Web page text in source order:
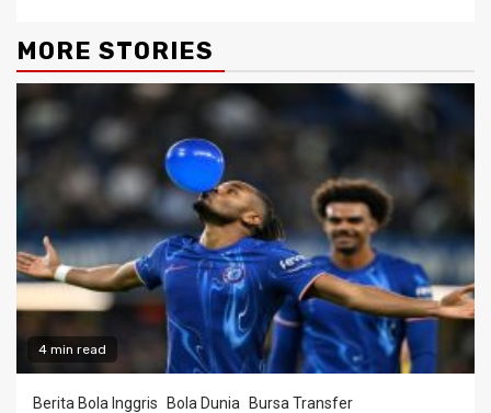
MORE STORIES
4 min read
Berita Bola Inggris Bola Dunia
Bursa Transfer